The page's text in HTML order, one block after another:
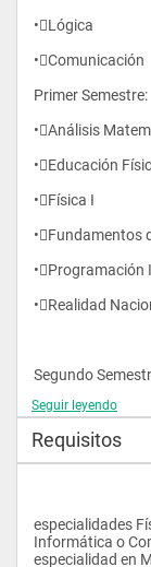
•Lógica
•Comunicación
Primer Semestre:
•Análisis
•Educación
•Física I
•Fundamentos
•Programación I
•Realidad
Segundo
•Algebra Lineal I
•Análisis
•Programación
Seguir leyendo
Requisitos
especialidades
Informática o
especialidad en